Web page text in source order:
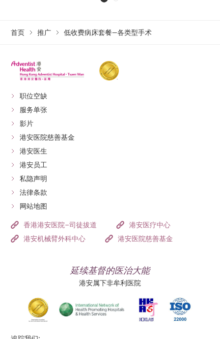
首页 推广 低收费病床套餐—各类型手术
职位空缺
服务单张
影片
港安医院慈善基金
港安医生
港安员工
私隐声明
法律条款
网站地图
香港港安医院–司徒拔道
港安医疗中心
港安机械臂外科中心
港安医院慈善基金
延续基督的医治大能
港安属下非牟利医院